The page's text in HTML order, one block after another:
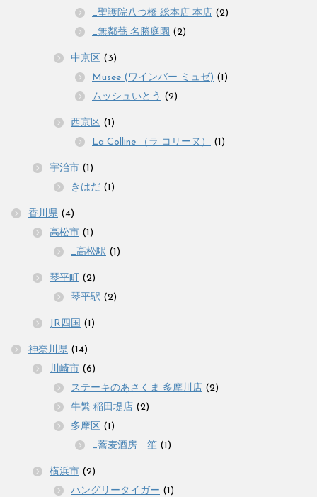
_聖護院八つ橋 総本店 本店 (2)
_無鄰菴 名勝庭園 (2)
中京区 (3)
Musee (ワインバー ミュゼ) (1)
ムッシュいとう (2)
西京区 (1)
La Colline （ラ コリーヌ）
(1)
宇治市 (1)
きはだ (1)
香川県 (4)
高松市 (1)
_高松駅 (1)
琴平町
(2)
琴平駅 (2)
JR四国 (1)
神奈川県 (14)
川崎市 (6)
ステーキのあさくま 多摩川店 (2)
牛繁 稲田堤店 (2)
多摩区 (1)
_蕎麦酒房 笙 (1)
横浜市 (2)
ハングリータイガー (1)